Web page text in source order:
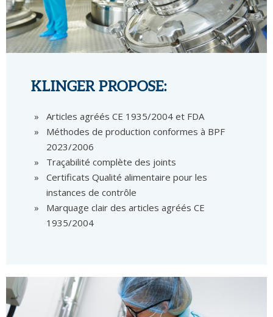
KLINGER PROPOSE:
Articles agréés CE 1935/2004 et FDA
Méthodes de production conformes à BPF
2023/2006
Traçabilité complète des joints
Certificats Qualité alimentaire pour les
instances de contrôle
Marquage clair des articles agréés CE
1935/2004